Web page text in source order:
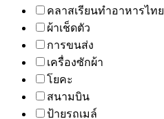
คลาสเรียนทำอาหารไทย
ผ้าเช็ดตัว
การขนส่ง
เครื่องซักผ้า
โยคะ
สนามบิน
ป้ายรถเมล์